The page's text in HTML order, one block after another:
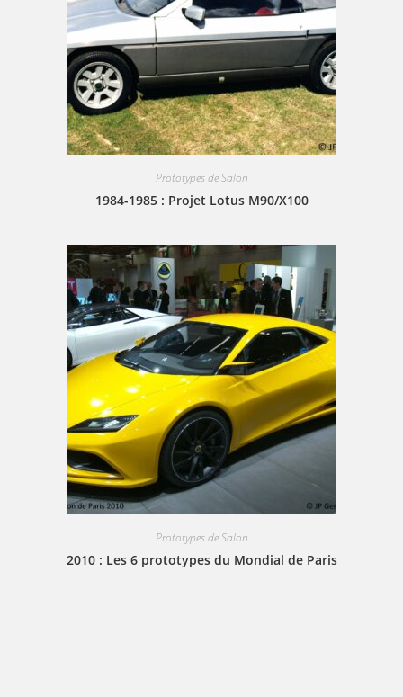
Prototypes de Salon
1984-1985 : Projet Lotus M90/X100
Prototypes de Salon
2010 : Les 6 prototypes du Mondial de Paris